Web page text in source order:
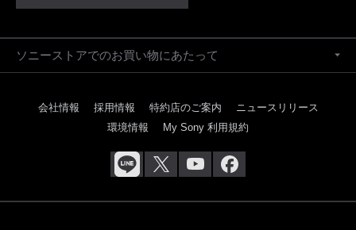
ソニーストアでのお買い物にあたって
会社情報 採用情報 特約店のご案内
ニュースリリース
環境情報
My Sony 利用規約